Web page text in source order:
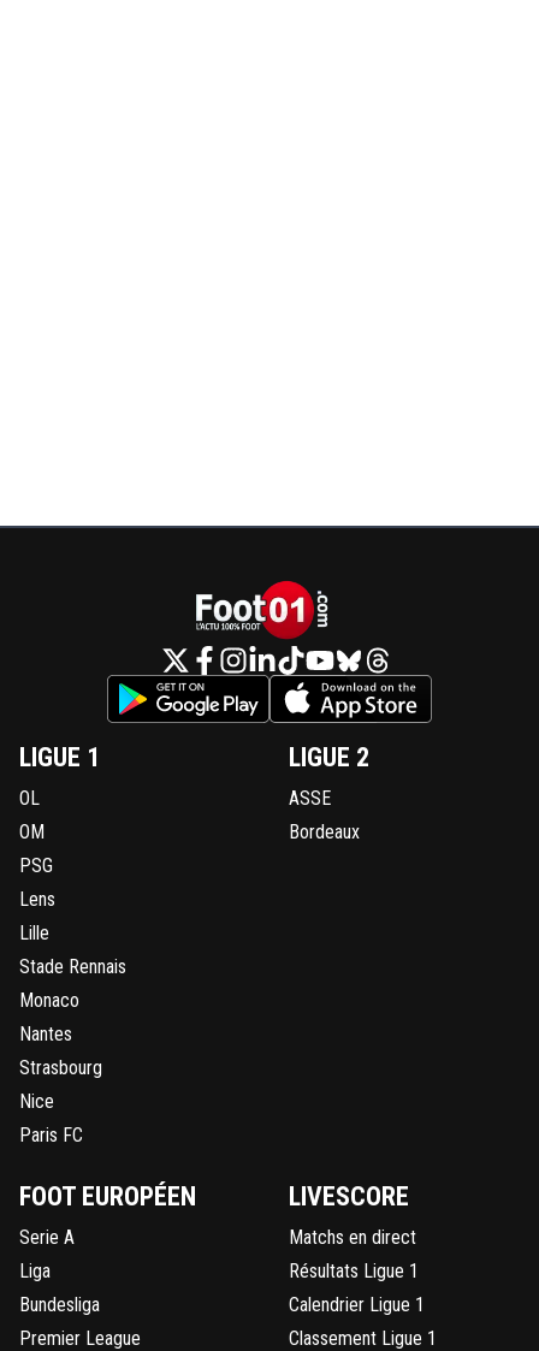
LIGUE 1
OL
OM
PSG
Lens
Lille
Stade Rennais
Monaco
Nantes
Strasbourg
Nice
Paris FC
LIGUE 2
ASSE
Bordeaux
FOOT EUROPÉEN
Serie A
Liga
Bundesliga
Premier League
LIVESCORE
Matchs en direct
Résultats Ligue 1
Calendrier Ligue 1
Classement Ligue 1